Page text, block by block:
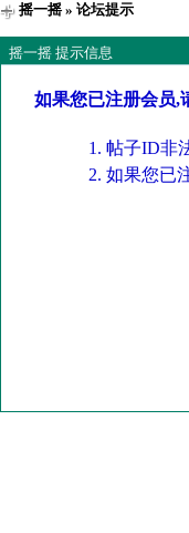
摇一摇» 论坛提示
摇一摇 提示信息
如果您已注册会员,
帖子ID非
如果您已